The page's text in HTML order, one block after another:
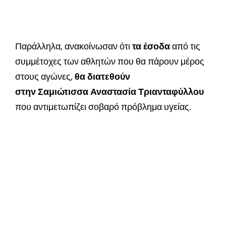
Παράλληλα, ανακοίνωσαν ότιτα έσοδααπό τις
συμμέτοχες των αθλητών που θα πάρουν μέρος
στους αγώνες, θα διατεθούν
στην Σαμιώτισσα Αναστασία Τριανταφύλλου
που αντιμετωπίζει σοβαρό πρόβλημα υγείας.